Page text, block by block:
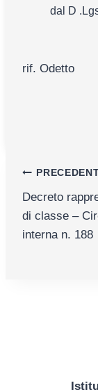
dal D
rif. Odetto
articoli
Decreto
di classe –
interna n. 188